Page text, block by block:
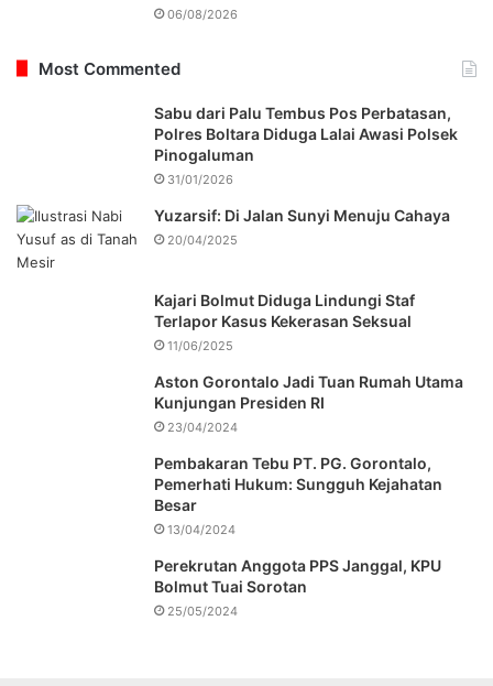
06/08/2026
Most Commented
Sabu dari Palu Tembus Pos Perbatasan,
Polres Boltara Diduga Lalai Awasi Polsek
Pinogaluman
31/01/2026
Yuzarsif: Di Jalan Sunyi Menuju Cahaya
20/04/2025
Kajari Bolmut Diduga Lindungi Staf
Terlapor Kasus Kekerasan Seksual
11/06/2025
Aston Gorontalo Jadi Tuan Rumah Utama
Kunjungan Presiden RI
23/04/2024
Pembakaran Tebu PT. PG. Gorontalo,
Pemerhati Hukum: Sungguh Kejahatan
Besar
13/04/2024
Perekrutan Anggota PPS Janggal, KPU
Bolmut Tuai Sorotan
25/05/2024